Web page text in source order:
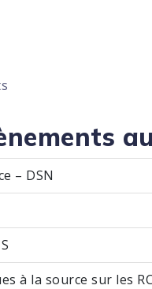
– DSN
à la source sur les